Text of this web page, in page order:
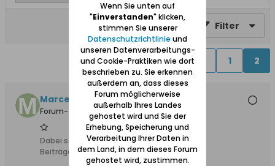
Filter
Vorherige 1 2
MarcelKr
Forum-Teilnehmer
Dabei seit:
23.08.2012
Beiträge:
428
Wenn Sie unten auf
"Einverstanden" klicken,
stimmen Sie unserer
Datenschutzrichtlinie und
unseren Datenverarbeitungs-
und Cookie-Praktiken wie dort
beschrieben zu. Sie erkennen
außerdem an, dass dieses
Forum möglicherweise
außerhalb Ihres Landes
gehostet wird und Sie der
Erhebung, Speicherung und
Verarbeitung Ihrer Daten in
dem Land, in dem dieses Forum
gehostet wird, zustimmen.